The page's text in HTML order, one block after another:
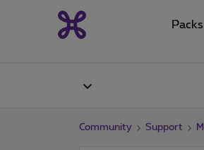
Packs
Community Support